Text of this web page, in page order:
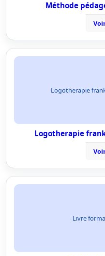
Méthode
Logotherapie
Logotherapie
Livre